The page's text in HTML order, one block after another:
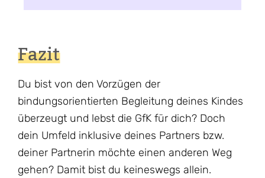
Fazit
Du bist von den Vorzügen der
bindungsorientierten Begleitung deines Kindes
überzeugt und lebst die GfK für dich? Doch
dein Umfeld inklusive deines Partners bzw.
deiner Partnerin möchte einen anderen Weg
gehen? Damit bist du keineswegs allein.